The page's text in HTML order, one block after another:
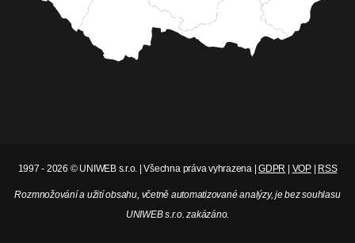
1997 - 2026 © UNIWEB s.r.o. | Všechna práva vyhrazena |GDPR VOP| RSS
Rozmnožování a užití obsahu, včetně automatizované analýzy, je bez souhlasu
UNIWEB s.r.o. zakázáno.